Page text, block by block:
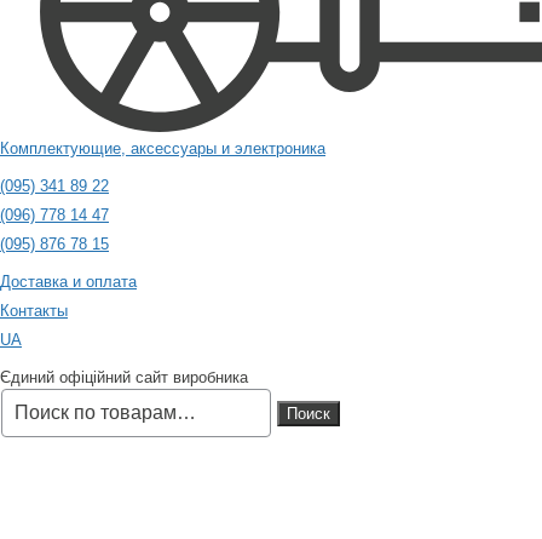
Комплектующие, аксессуары и электроника
(095) 341 89 22
(096) 778 14 47
(095) 876 78 15
Доставка и оплата
Контакты
UA
Єдиний офіційний сайт виробника
Искать:
Поиск